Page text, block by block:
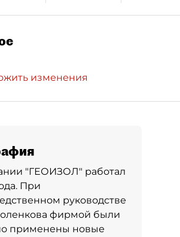
изменения
"ГЕОИЗОЛ" работал
При
руководстве
фирмой были
применены новые